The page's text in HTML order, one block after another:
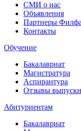
СМИ о нас
Объявления
Партнеры
Контакты
Обучение
Бакалавриат
Магистратура
Аспирантура
Отзывы
Абитуриентам
Бакалавриат